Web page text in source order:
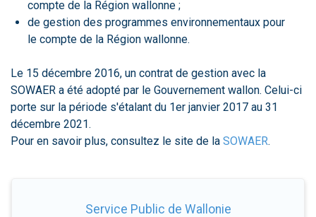
compte de la Région wallonne ;
de gestion des programmes environnementaux pour
le compte de la Région wallonne.
Le 15 décembre 2016, un contrat de gestion avec la
SOWAER a été adopté par le Gouvernement wallon. Celui-ci
porte sur la période s'étalant du 1er janvier 2017 au 31
décembre 2021.
Pour en savoir plus, consultez le site de la SOWAER.
Service Public de Wallonie